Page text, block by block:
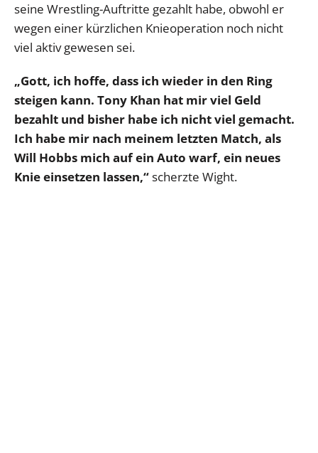
seine Wrestling-Auftritte gezahlt habe, obwohl er
wegen einer kürzlichen Knieoperation noch nicht
viel aktiv gewesen sei.
„Gott, ich hoffe, dass ich wieder in den Ring
steigen kann. Tony Khan hat mir viel Geld
bezahlt und bisher habe ich nicht viel gemacht.
Ich habe mir nach meinem letzten Match, als
Will Hobbs mich auf ein Auto warf, ein neues
Knie einsetzen lassen,“scherzte Wight.